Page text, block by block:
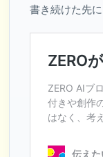
書き続けた先